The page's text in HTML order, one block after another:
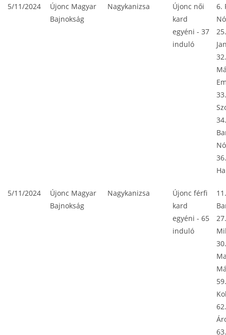
5/11/2024
Újonc Magyar
Bajnokság
Nagykanizsa
Újonc női
kard
egyéni - 37
induló
6.
34.
5/11/2024
Újonc Magyar
Bajnokság
Nagykanizsa
Újonc férfi
kard
egyéni - 65
induló
30.